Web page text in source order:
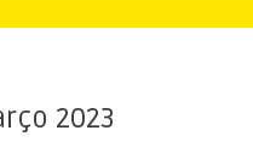
2023